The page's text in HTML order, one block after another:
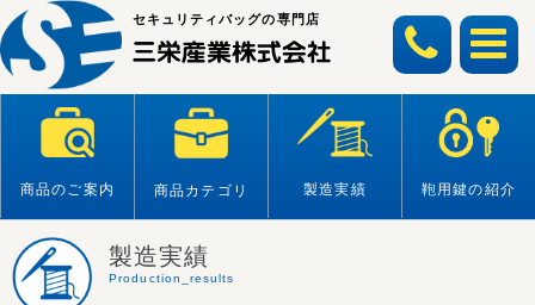
Skip
to
content
セキュリティバッグの専門店
商品のご案内 商品カテゴリ 製造実績 鞄用鍵の紹介
製造実績
Production_results